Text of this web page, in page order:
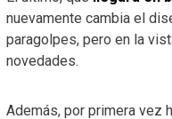
nuevamente cambia el
paragolpes, pero en la
novedades.
Además, por primera vez